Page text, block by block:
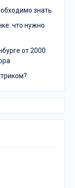
знать
что нужно
от 2000